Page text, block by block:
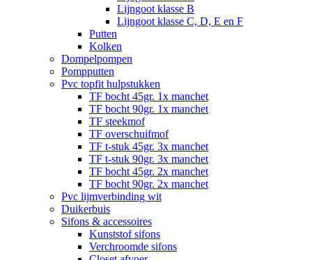
Lijngoot klasse B
Lijngoot klasse C, D, E en F
Putten
Kolken
Dompelpompen
Pompputten
Pvc topfit hulpstukken
TF bocht 45gr. 1x manchet
TF bocht 90gr. 1x manchet
TF steekmof
TF overschuifmof
TF t-stuk 45gr. 3x manchet
TF t-stuk 90gr. 3x manchet
TF bocht 45gr. 2x manchet
TF bocht 90gr. 2x manchet
Pvc lijmverbinding wit
Duikerbuis
Sifons & accessoires
Kunststof sifons
Verchroomde sifons